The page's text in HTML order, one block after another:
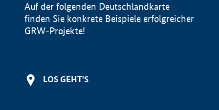
Auf der folgenden Deutschlandkarte
finden Sie konkrete Beispiele erfolgreicher
GRW-Projekte!
LOS GEHT'S